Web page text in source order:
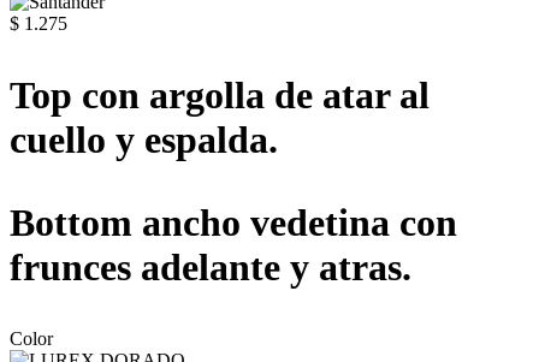
$ 1.275
Top con argolla de atar al
cuello y espalda.
Bottom ancho vedetina con
frunces adelante y atras.
Color